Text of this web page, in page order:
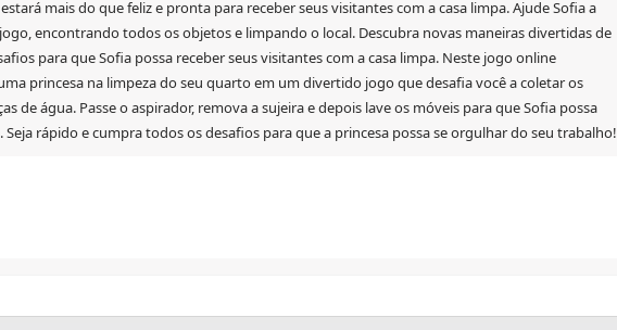
mais do que feliz e pronta para receber seus visitantes com a casa limpa. Ajude Sofia a
encontrando todos os objetos e limpando o local. Descubra novas maneiras divertidas de
para que Sofia possa receber seus visitantes com a casa limpa. Neste jogo online
princesa na limpeza do seu quarto em um divertido jogo que desafia você a coletar os
de água. Passe o aspirador, remova a sujeira e depois lave os móveis para que Sofia possa
Seja rápido e cumpra todos os desafios para que a princesa possa se orgulhar do seu trabalho!